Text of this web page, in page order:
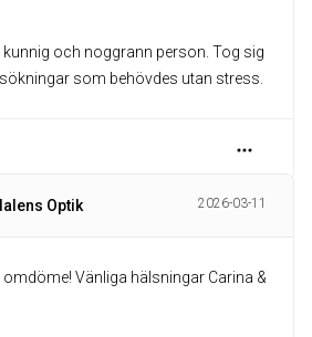
och noggrann person. Tog sig
som behövdes utan stress.
Optik 2026-03-11
Vänliga hälsningar Carina &